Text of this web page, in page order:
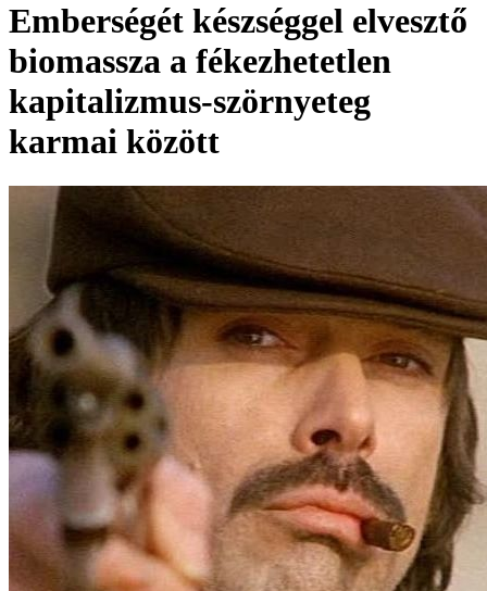
Emberségét készséggel elvesztő
biomassza a fékezhetetlen
kapitalizmus-szörnyeteg
karmai között